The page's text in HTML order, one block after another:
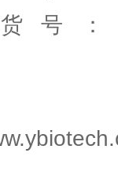
货号